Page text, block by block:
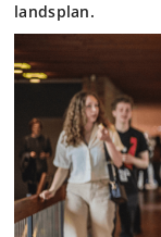
landsplan.